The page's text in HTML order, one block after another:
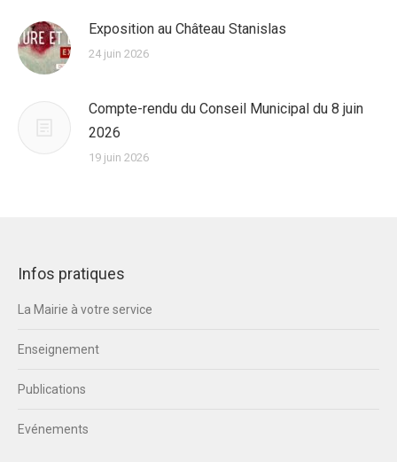
Exposition au Château Stanislas
24 juin 2026
Compte-rendu du Conseil Municipal du 8 juin
2026
19 juin 2026
Infos pratiques
La Mairie à votre service
Enseignement
Publications
Evénements